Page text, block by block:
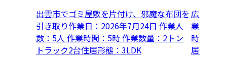
出雲市でゴミ屋敷を片付け、邪魔な布団を
引き取り作業日： 2026年7月24日 作業人
数： 5人 作業時間： 5時作業数量： 2トン
トラック2台住居形態： 3LDK
広島県府
業日：
時間：
居形態：